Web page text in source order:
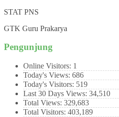
STAT PNS
GTK Guru Prakarya
Pengunjung
Online Visitors: 1
Today's Views: 686
Today's Visitors: 519
Last 30 Days Views: 34,510
Total Views: 329,683
Total Visitors: 403,189